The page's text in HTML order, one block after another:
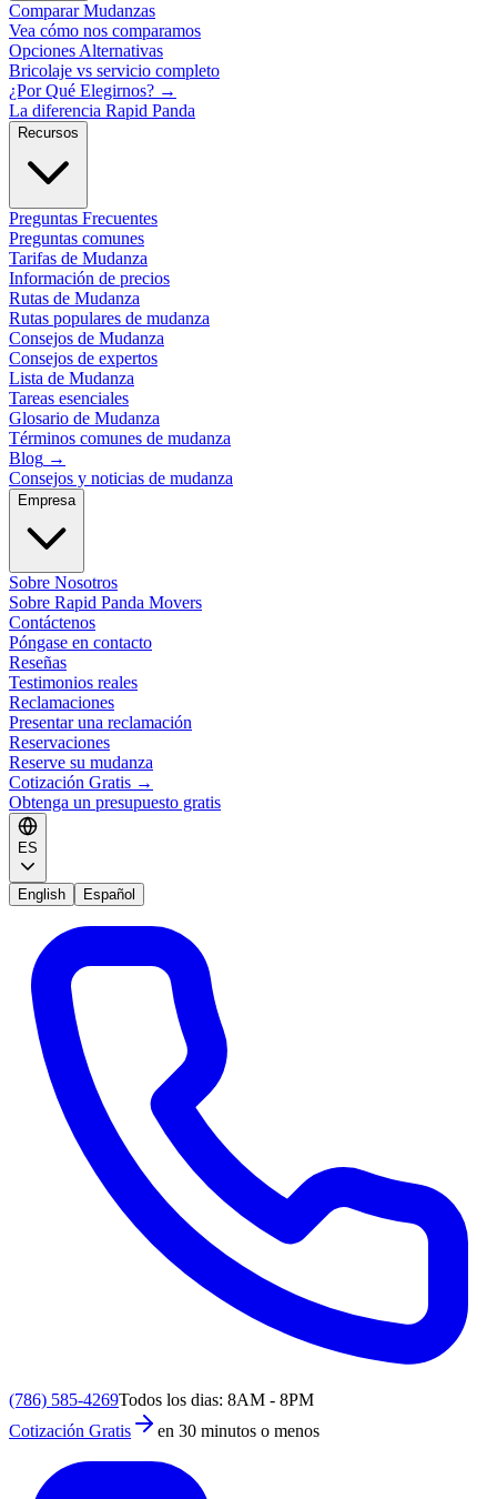
Comparar Mudanzas
Vea cómo nos comparamos
Opciones Alternativas
Bricolaje vs servicio completo
¿Por Qué Elegirnos? →
La diferencia Rapid Panda
Recursos
Preguntas Frecuentes
Preguntas comunes
Tarifas de Mudanza
Información de precios
Rutas de Mudanza
Rutas populares de mudanza
Consejos de Mudanza
Consejos de expertos
Lista de Mudanza
Tareas esenciales
Glosario de Mudanza
Términos comunes de mudanza
Blog →
Consejos y noticias de mudanza
Empresa
Sobre Nosotros
Sobre Rapid Panda Movers
Contáctenos
Póngase en contacto
Reseñas
Testimonios reales
Reclamaciones
Presentar una reclamación
Reservaciones
Reserve su mudanza
Cotización Gratis →
Obtenga un presupuesto gratis
ES
English Español
(786) 585-4269Todos los dias: 8AM - 8PM
Cotización Gratis
en 30 minutos o menos